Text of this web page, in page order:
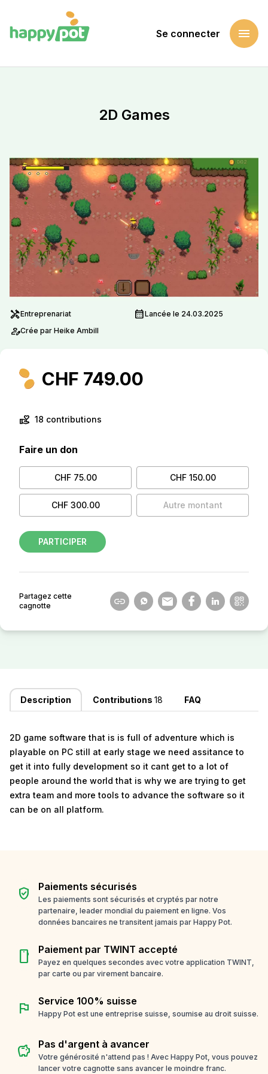
Se connecter menu
2D Games
handymanEntreprenariat calendar_monthLancée le 24.03.2025
person_editCrée par Heike Ambill
CHF 749.00
volunteer_activism 18 contributions
Faire un don
CHF 75.00 CHF 150.00
CHF 300.00 Autre montant
PARTICIPER
Partagez cette
cagnotte
Description Contributions 18 FAQ
2D game software that is is full of adventure which is
playable on PC still at early stage we need assitance to
get it into fully development so it cant get to a lot of
people around the world that is why we are trying to get
extra team and more tools to advance the software so it
can be on all platform.
verified_user Paiements sécurisés
Les paiements sont sécurisés et cryptés par notre
partenaire, leader mondial du paiement en ligne. Vos
données bancaires ne transitent jamais par Happy Pot.
smartphone Paiement par TWINT accepté
Payez en quelques secondes avec votre application TWINT,
par carte ou par virement bancaire.
flag Service 100% suisse
Happy Pot est une entreprise suisse, soumise au droit suisse.
savings Pas d'argent à avancer
Votre générosité n'attend pas ! Avec Happy Pot, vous pouvez
lancer votre cagnotte sans avancer le moindre franc.